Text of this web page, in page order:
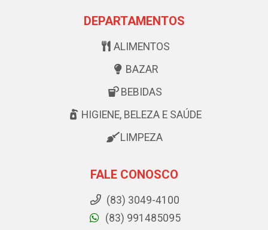
DEPARTAMENTOS
ALIMENTOS
BAZAR
BEBIDAS
HIGIENE, BELEZA E SAÚDE
LIMPEZA
FALE CONOSCO
(83) 3049-4100
(83) 991485095